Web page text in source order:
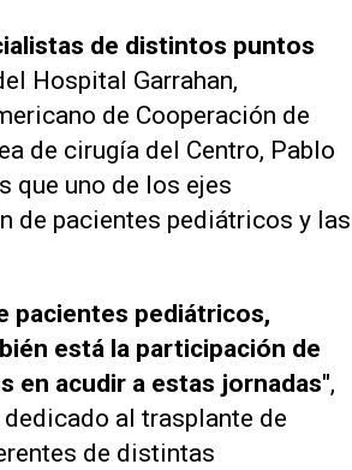
de distintos puntos
Hospital Garrahan,
de Cooperación de
de cirugía del Centro, Pablo
que uno de los ejes
de pacientes pediátricos y las
pacientes pediátricos,
está la participación de
en acudir a estas jornadas",
al trasplante de
de distintas